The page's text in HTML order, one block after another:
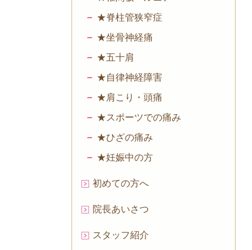
★脊柱管狭窄症
★坐骨神経痛
★五十肩
★自律神経障害
★肩こり・頭痛
★スポーツでの痛み
★ひざの痛み
★妊娠中の方
初めての方へ
院長あいさつ
スタッフ紹介